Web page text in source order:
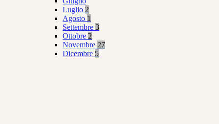
Luglio 2
Agosto 1
Settembre 3
Ottobre 2
Novembre 27
Dicembre 5